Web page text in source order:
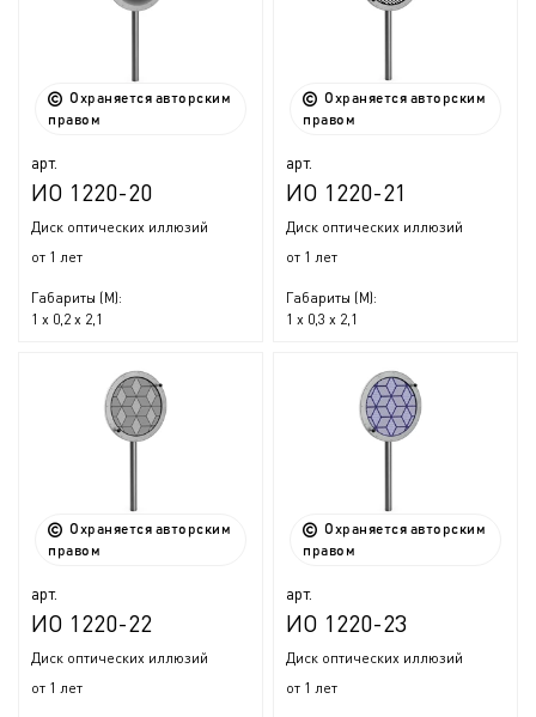
Охраняется авторским
правом
арт.
ИО 1220-20
Диск оптических иллюзий
от 1 лет
Габариты (М):
1 x 0,2 x 2,1
Охраняется авторским
правом
арт.
ИО 1220-21
Диск оптических иллюзий
от 1 лет
Габариты (М):
1 x 0,3 x 2,1
Охраняется авторским
правом
арт.
ИО 1220-22
Диск оптических иллюзий
от 1 лет
Охраняется авторским
правом
арт.
ИО 1220-23
Диск оптических иллюзий
от 1 лет